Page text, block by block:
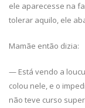
ele aparecesse na
tolerar aquilo, ele
Mamãe então dizia:
— Está vendo a
colou nele, e o
não teve curso